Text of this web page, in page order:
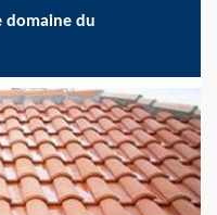
domaine du